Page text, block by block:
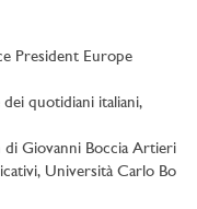
President Europe
dei quotidiani italiani,
di Giovanni Boccia Artieri
Università Carlo Bo